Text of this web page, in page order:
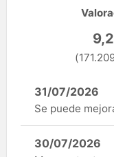
31/07/2026
Se puede
30/07/2026